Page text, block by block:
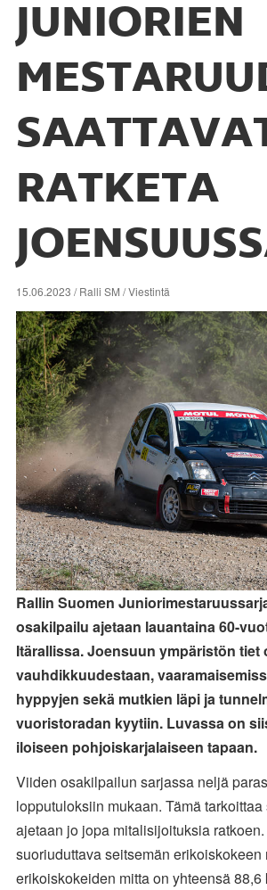
JUNIORIEN
RATKETA
15.06.2023 / Ralli SM / Viestintä
Rallin Suomen
osakilpailu ajetaan lauantaina 60-
Itärallissa. Joensuun ympäristön tiet
vauhdikkuudestaan,
hyppyjen sekä mutkien läpi ja
vuoristoradan kyytiin. Luvassa on
iloiseen pohjoiskarjalaiseen tapaan.
Viiden osakilpailun sarjassa neljä
lopputuloksiin mukaan. Tämä
ajetaan jo jopa mitalisijoituksia
suoriuduttava seitsemän erikoiskokeen
erikoiskokeiden mitta on yhteensä 88,6